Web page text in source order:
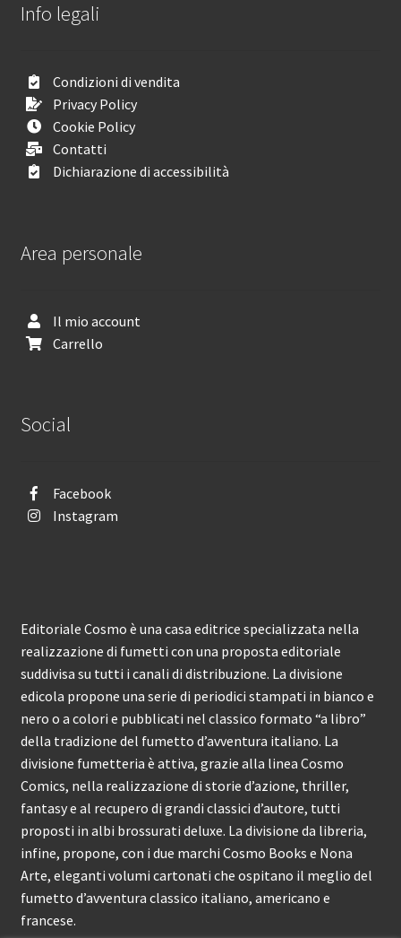
Info legali
Condizioni di vendita
Privacy Policy
Cookie Policy
Contatti
Dichiarazione di accessibilità
Area personale
Il mio account
Carrello
Social
Facebook
Instagram
Editoriale Cosmo è una casa editrice specializzata nella
realizzazione di fumetti con una proposta editoriale
suddivisa su tutti i canali di distribuzione. La divisione
edicola propone una serie di periodici stampati in bianco e
nero o a colori e pubblicati nel classico formato “a libro”
della tradizione del fumetto d’avventura italiano. La
divisione fumetteria è attiva, grazie alla linea Cosmo
Comics, nella realizzazione di storie d’azione, thriller,
fantasy e al recupero di grandi classici d’autore, tutti
proposti in albi brossurati deluxe. La divisione da libreria,
infine, propone, con i due marchi Cosmo Books e Nona
Arte, eleganti volumi cartonati che ospitano il meglio del
fumetto d’avventura classico italiano, americano e
francese.